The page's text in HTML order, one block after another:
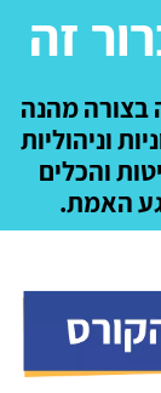
זה
בצורה מהנה
וניהוליות
והכלים
האמת.